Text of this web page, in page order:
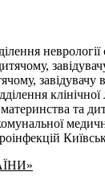
завідувачу
завідувачу
та